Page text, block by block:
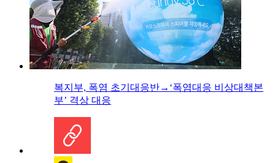
복지부, 폭염 초기대응반→‘폭염대응 비상대책본
부’ 격상 대응